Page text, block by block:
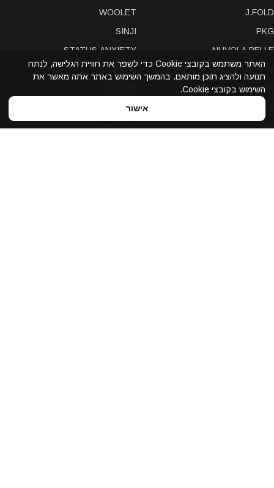
J.FOLD
PKG
NUVOLA PELLE
A-SLIM
solo
WOOLET
SINJI
STATUS ANXIETY
LEXON
Bellroy
האתר משתמש בקובצי Cookie כדי לשפר את חוויית הגלישה, לנתח
תנועה ולהציג תוכן מותאם. בהמשך השימוש באתר אתה מאשר את
השימוש בקובצי Cookie.
אישור